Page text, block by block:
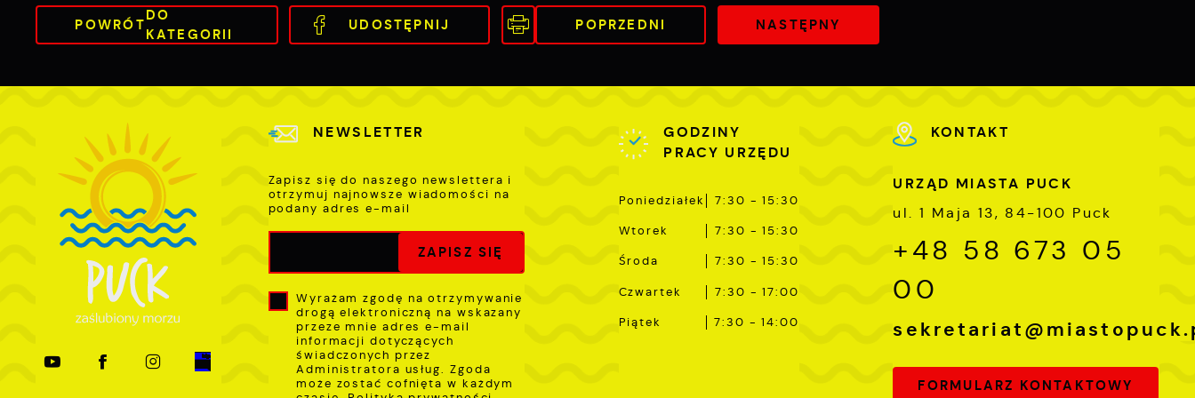
POWRÓT
DO
KATEGORII
UDOSTĘPNIJ POPRZEDNI NASTĘPNY
NEWSLETTER
Zapisz się do naszego newslettera i
otrzymuj najnowsze wiadomości na
podany adres e-mail
Wyrażam zgodę na otrzymywanie
drogą elektroniczną na wskazany
przeze mnie adres e-mail
informacji dotyczących
świadczonych przez
Administratora usług. Zgoda
może zostać cofnięta w każdym
GODZINY
PRACY URZĘDU
Poniedziałek 7:30 - 15:30
Wtorek 7:30 - 15:30
Środa 7:30 - 15:30
Czwartek 7:30 - 17:00
Piątek 7:30 - 14:00
KONTAKT
URZĄD MIASTA PUCK
ul. 1 Maja 13, 84-100 Puck
+48 58 673 05
00
FORMULARZ KONTAKTOWY
prezentujących nasze treści w postaci wiadomości, ofert,
komunikatów mediów społecznościowych.